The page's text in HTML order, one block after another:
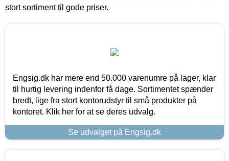
stort sortiment til gode priser.
Engsig.dk har mere end 50.000 varenumre på lager, klar
til hurtig levering indenfor få dage. Sortimentet spænder
bredt, lige fra stort kontorudstyr til små produkter på
kontoret. Klik her for at se deres udvalg.
Se udvalget på Engsig.dk